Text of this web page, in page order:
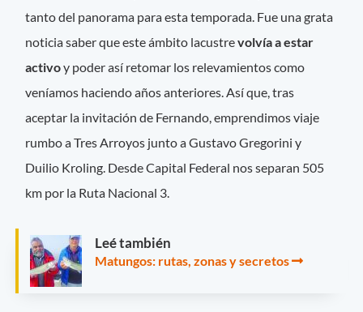
tanto del panorama para esta temporada. Fue una grata
noticia saber que este ámbito lacustrevolvía a estar
activoy poder así retomar los relevamientos como
veníamos haciendo años anteriores. Así que, tras
aceptar la invitación de Fernando, emprendimos viaje
rumbo a Tres Arroyos junto a Gustavo Gregorini y
Duilio Kroling. Desde Capital Federal nos separan 505
km por la Ruta Nacional 3.
Leé también
Matungos: rutas, zonas y secretos